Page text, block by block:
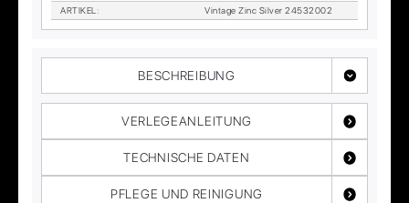
AR­TI­KEL: Vin­ta­ge Zinc Sil­ver 24532002
BESCHREIBUNG
VERLEGEANLEITUNG
TECHNISCHE DATEN
PFLEGE UND REINIGUNG